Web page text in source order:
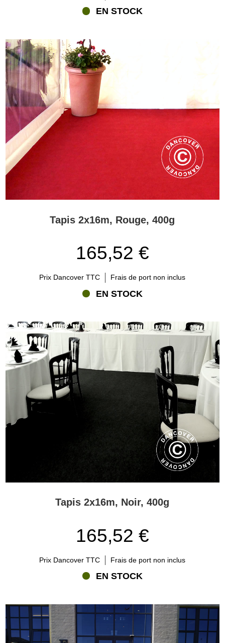
EN STOCK
Tapis 2x16m, Rouge, 400g
165,52 €
Prix Dancover TTC Frais de port non inclus
EN STOCK
Tapis 2x16m, Noir, 400g
165,52 €
Prix Dancover TTC Frais de port non inclus
EN STOCK